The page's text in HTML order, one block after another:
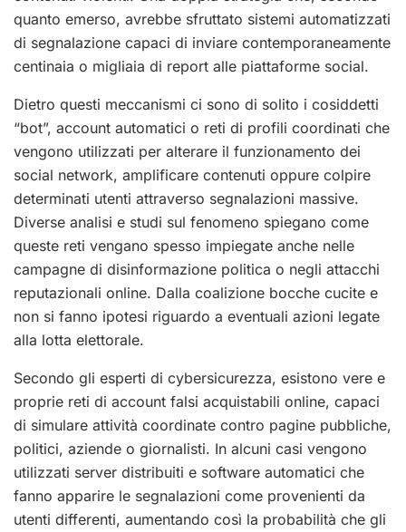
quanto emerso, avrebbe sfruttato sistemi automatizzati
di segnalazione capaci di inviare contemporaneamente
centinaia o migliaia di report alle piattaforme social.
Dietro questi meccanismi ci sono di solito i cosiddetti
“bot”, account automatici o reti di profili coordinati che
vengono utilizzati per alterare il funzionamento dei
social network, amplificare contenuti oppure colpire
determinati utenti attraverso segnalazioni massive.
Diverse analisi e studi sul fenomeno spiegano come
queste reti vengano spesso impiegate anche nelle
campagne di disinformazione politica o negli attacchi
reputazionali online. Dalla coalizione bocche cucite e
non si fanno ipotesi riguardo a eventuali azioni legate
alla lotta elettorale.
Secondo gli esperti di cybersicurezza, esistono vere e
proprie reti di account falsi acquistabili online, capaci
di simulare attività coordinate contro pagine pubbliche,
politici, aziende o giornalisti. In alcuni casi vengono
utilizzati server distribuiti e software automatici che
fanno apparire le segnalazioni come provenienti da
utenti differenti, aumentando così la probabilità che gli